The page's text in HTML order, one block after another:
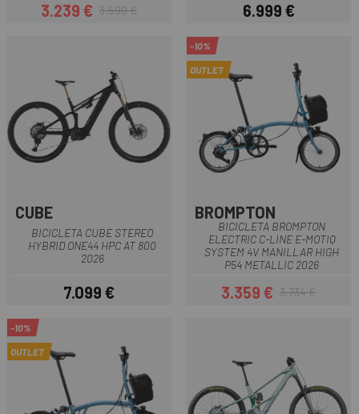
Precio
3.239 €Precio regular
3.599 €
Precio
6.999 €
CUBE
BICICLETA CUBE STEREO
HYBRID ONE44 HPC AT 800
2026
Precio
7.099 €
-10%
OUTLET
BROMPTON
BICICLETA BROMPTON
ELECTRIC C-LINE E-MOTIQ
SYSTEM 4V MANILLAR HIGH
P54 METALLIC 2026
Precio
3.359 €Precio regular
3.734 €
-10%
OUTLET